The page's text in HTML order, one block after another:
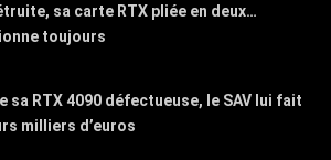
sa carte RTX pliée en deux…
toujours
sa RTX 4090 défectueuse, le SAV lui fait
milliers d’euros